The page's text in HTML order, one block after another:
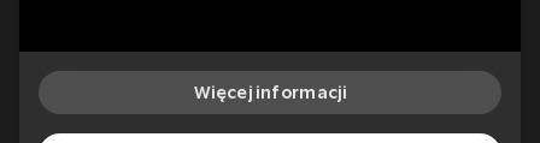
Więcej informacji